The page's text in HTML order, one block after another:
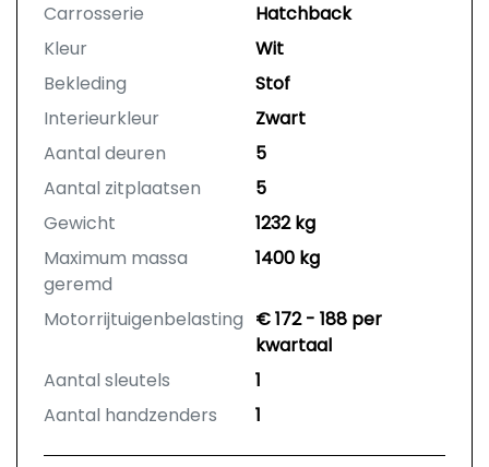
Carrosserie
Hatchback
Kleur
Wit
Bekleding
Stof
Interieurkleur
Zwart
Aantal deuren
5
Aantal zitplaatsen
5
Gewicht
1232 kg
Maximum massa
geremd
1400 kg
Motorrijtuigenbelasting € 172 - 188 per
kwartaal
Aantal sleutels
1
Aantal handzenders
1